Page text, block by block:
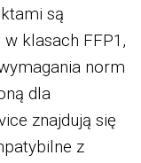
są
klasach FFP1,
norm
dla
znajdują się
z